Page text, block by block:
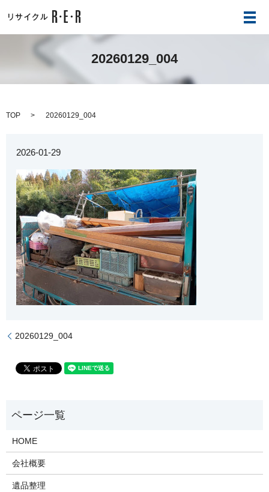
メ
20260129_004
TOP 20260129_004
2026-01-29
20260129_004
HOME
会社概要
遺品整理